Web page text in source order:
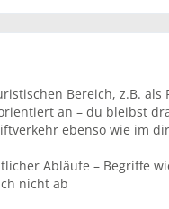
Bereich, z.B. als
an – du bleibst
ebenso wie im
Abläufe – Begriffe
nicht ab